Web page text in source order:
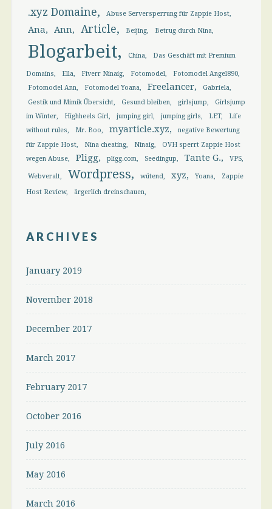
.xyz Domaine Abuse Serversperrung für Zappie Host
Ana Ann Article Beijing Betrug durch Nina
Blogarbeit China Das Geschäft mit Premium
Domains Ella Fiverr Ninaig Fotomodel
Fotomodel Angel890
Fotomodel Ann
Fotomodel Yoana Freelancer
Gabriela
Gestik und Mimik Übersicht
Gesund bleiben girlsjump
Girlsjump
im Winter
Highheels Girl jumping girl jumping girls LET
Life
without rules
Mr. Boo myarticle.xyz
negative Bewertung
für Zappie Host
Nina cheating Ninaig
OVH sperrt Zappie Host
wegen Abuse
Pligg pligg.com Seedingup Tante G. VPS
Webveralt Wordpress wütend xyz Yoana
Zappie
Host Review
ärgerlich dreinschauen
ARCHIVES
January 2019
November 2018
December 2017
March 2017
February 2017
October 2016
July 2016
May 2016
March 2016